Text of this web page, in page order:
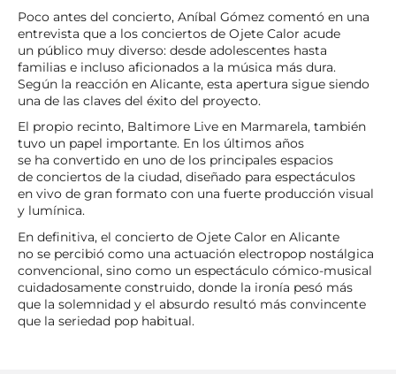
Poco antes del concierto, Aníbal Gómez comentó en una
entrevista que a los conciertos de Ojete Calor acude
un público muy diverso: desde adolescentes hasta
familias e incluso aficionados a la música más dura.
Según la reacción en Alicante, esta apertura sigue siendo
una de las claves del éxito del proyecto.
El propio recinto, Baltimore Live en Marmarela, también
tuvo un papel importante. En los últimos años
se ha convertido en uno de los principales espacios
de conciertos de la ciudad, diseñado para espectáculos
en vivo de gran formato con una fuerte producción visual
y lumínica.
En definitiva, el concierto de Ojete Calor en Alicante
no se percibió como una actuación electropop nostálgica
convencional, sino como un espectáculo cómico-musical
cuidadosamente construido, donde la ironía pesó más
que la solemnidad y el absurdo resultó más convincente
que la seriedad pop habitual.